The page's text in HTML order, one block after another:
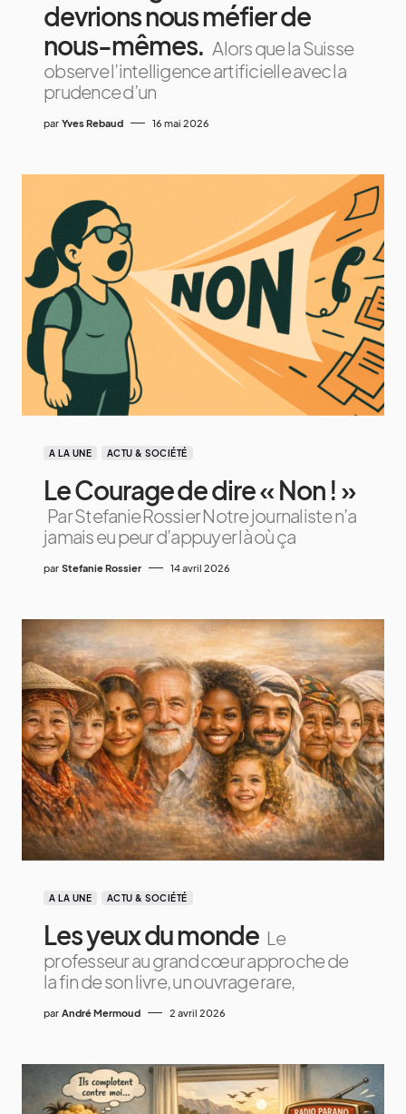
devrions nous méfier de
nous-mêmes. Alors que la Suisse
observe l’intelligence artificielle avec la
prudence d’un
par Yves Rebaud 16 mai 2026
A LA UNE ACTU & SOCIÉTÉ
Le Courage de dire « Non ! »
Par Stefanie Rossier Notre journaliste n’a
jamais eu peur d’appuyer là où ça
par Stefanie Rossier 14 avril 2026
A LA UNE ACTU & SOCIÉTÉ
Les yeux du monde Le
professeur au grand cœur approche de
la fin de son livre, un ouvrage rare,
par André Mermoud 2 avril 2026